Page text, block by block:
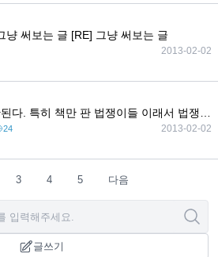
냥 써보는 글 [RE] 그냥 써보는 글
2013-02-02
24 2013-02-02
3 4 5 다음
글쓰기